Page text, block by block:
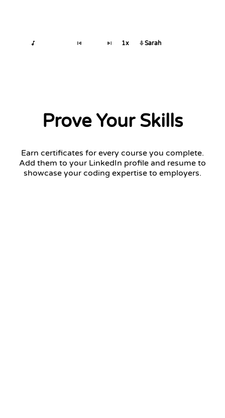
1x Sarah
Prove Your Skills
Earn certificates for every course you complete.
Add them to your LinkedIn profile and resume to
showcase your coding expertise to employers.